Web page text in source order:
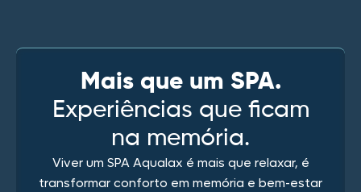
Mais que um SPA.
Experiências que ficam
na memória.
Viver um SPA Aqualax é mais que relaxar, é
transformar conforto em memória e bem-estar